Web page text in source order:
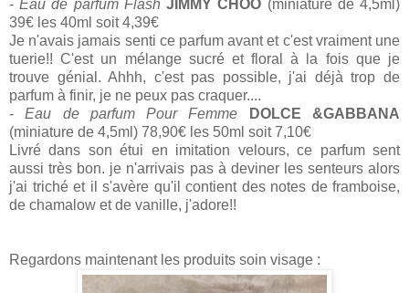
- Eau de parfum Flash JIMMY CHOO (miniature de 4,5ml)
39€ les 40ml soit 4,39€
Je n'avais jamais senti ce parfum avant et c'est vraiment une
tuerie!! C'est un mélange sucré et floral à la fois que je
trouve génial. Ahhh, c'est pas possible, j'ai déjà trop de
parfum à finir, je ne peux pas craquer....
- Eau de parfum Pour Femme
DOLCE &GABBANA
(miniature de 4,5ml) 78,90€ les 50ml soit 7,10€
Livré dans son étui en imitation velours, ce parfum sent
aussi très bon. je n'arrivais pas à deviner les senteurs alors
j'ai triché et il s'avère qu'il contient des notes de framboise,
de chamalow et de vanille, j'adore!!
Regardons maintenant les produits soin visage :